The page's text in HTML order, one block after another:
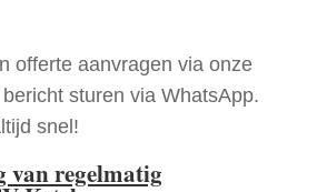
offerte aanvragen via onze
sturen via WhatsApp.
snel!
van regelmatig